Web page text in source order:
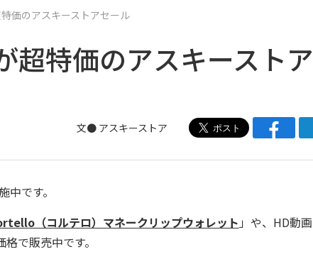
価のアスキーストアセール
超特価のアスキースト
文● アスキーストア
です。
（コルテロ）マネークリップウォレット 」や、HD動
で販売中です。